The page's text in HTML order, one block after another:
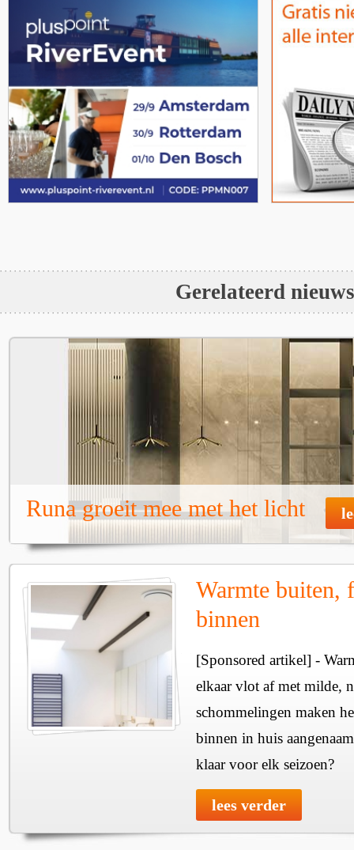
Gerelateerd nieuws
Runa groeit mee met het licht
Warmte buiten,
binnen
[Sponsored artikel] -
elkaar vlot af met milde,
schommelingen maken
binnen in huis
klaar voor elk seizoen?
lees verder